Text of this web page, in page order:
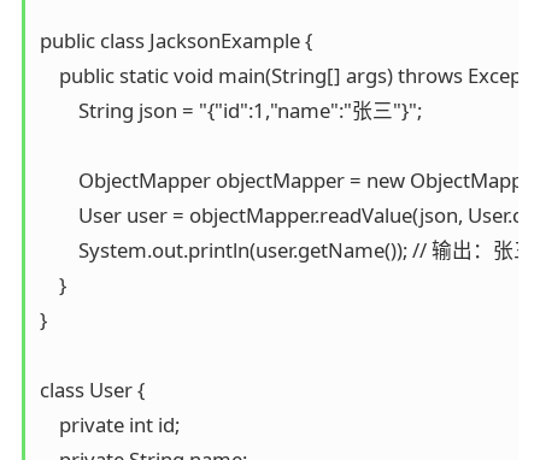
public class JacksonExample {
public static void main(String[] args) throws
        String json = "{"id":1,"name":"张三"}";
ObjectMapper objectMapper = new
User user = objectMapper.readValue(json,
        System.out.println(user.getName()); // 输出：张三
    }
}
class User {
    private int id;